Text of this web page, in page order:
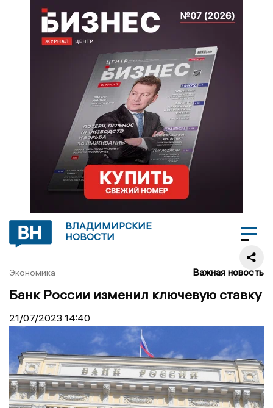
ВЛАДИМИРСКИЕ
НОВОСТИ
Экономика Важная новость
Банк России изменил ключевую ставку
21/07/2023 14:40